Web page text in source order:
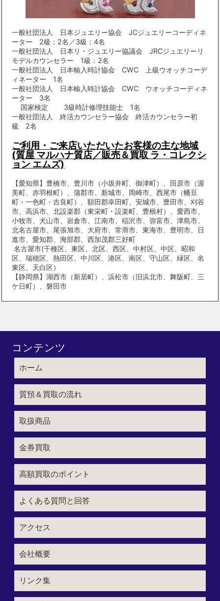
一般社団法人 日本ジュエリー協会 JCジュエリーコーディネ
ーター 2級：2名／3級：4名
一般社団法人 日本リ・ジュエリー協議会 JRCジュエリーリ
モデルカウンセラー 1級：2名
一般社団法人 日本輸入時計協会 CWC 上級ウオッチコーデ
ィネーター 1名
一般社団法人 日本輸入時計協会 CWC ウオッチコーディネ
ーター 3名
国家検定 3級時計修理技能士 1名
一般社団法人 終活カウンセラー協会 終活カウンセラー初
級 2名
ご利用・ご来店いただいたお客様の主な地域
(質屋 マルハナ質店／販売＆買取 ラ・コレクシ
ョン エムズ)
【愛知県】豊橋市、豊川市（小坂井町、御津町）、田原市（渥
美町、赤羽根町）、蒲郡市、新城市、岡崎市、西尾市（幡豆
町・一色町・吉良町）、額田郡幸田町、安城市、豊田市、刈谷
市、高浜市、北設楽郡（東栄町・設楽町、豊根村）、愛西市、
小牧市、犬山市、岩倉市、江南市、稲沢市、弥富市、津島市、
北名古屋市、尾張旭市、大府市、常滑市、東海市、豊明市、日
進市、愛知郡、海部郡、西加茂郡三好町
名古屋市(千種区、東区、北区、西区、中村区、中区、昭和
区、瑞穂区、熱田区、中川区、港区、南区、守山区、緑区、名
東区、天白区）
【静岡県】湖西市（新居町）、浜松市（旧浜北市、舞阪町、三
ケ日町）、磐田市
コンテンツ
ホーム
質預＆買取の流れ
取扱商品
金券買取
高額買取のポイント
よくある質問と回答
アクセス
会社概要
リンク集